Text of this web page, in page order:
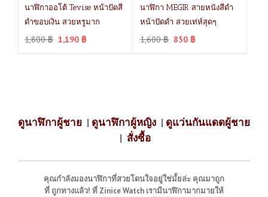
นาฬิกาออโต้ Tevise หน้าปัดสี
ดำขอบเงิน สวยหรูมาก
1,800฿ 1,190 ฿
นาฬิกา MEGIR สายหนังสีดำ
หน้าปัดดำ สวยเท่ห์สุดๆ
1,600฿ 850 ฿
ดูนาฬิกาผู้ชาย | ดูนาฬิกาผู้หญิง | ดูแว่นกันแดดผู้ชาย
| สั่งซื้อ
คุณกำลังมองนาฬิกาที่สวยโดนใจอยู่ใช่มั้ยล่ะ คุณมาถูก
ที่ ถูกทางแล้ว! ที่ Zinice Watch เรามีนาฬิกามากมายให้